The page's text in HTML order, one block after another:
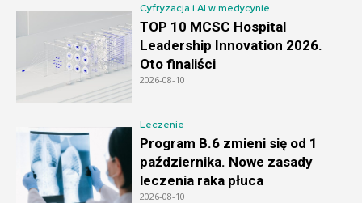
Cyfryzacja i AI w medycynie
TOP 10 MCSC Hospital
Leadership Innovation 2026.
Oto finaliści
2026-08-10
Leczenie
Program B.6 zmieni się od 1
października. Nowe zasady
leczenia raka płuca
2026-08-10